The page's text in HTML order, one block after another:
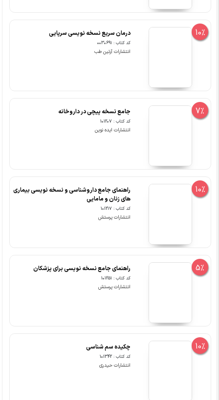
10% درمان سریع نسخه نویسی سرپایی
کد کتاب : 0030691
انتشارات آرتین طب
7% جامع نسخه پیچی در داروخانه
کد کتاب : 101207
انتشارات ایده نوین
10%
راهنمای جامع داروشناسی و نسخه نویسی بیماری
های زنان و مامایی
کد کتاب : 101217
انتشارات پرستش
5% راهنمای جامع نسخه نویسی برای پزشکان
کد کتاب : 101251
انتشارات پرستش
10% چکیده سم شناسی
کد کتاب : 101342
انتشارات حیدری